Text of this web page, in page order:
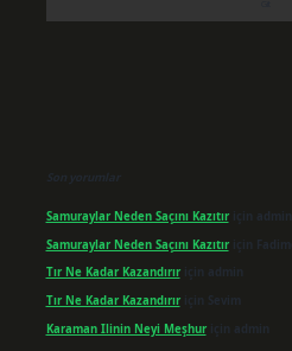
Son yorumlar
Samuraylar Neden Saçını Kazıtıriçin admin
Samuraylar Neden Saçını Kazıtıriçin
Tır Ne Kadar Kazandırıriçin admin
Tır Ne Kadar Kazandırıriçin Sevim
Karaman Ilinin Neyi Meşhuriçin admin